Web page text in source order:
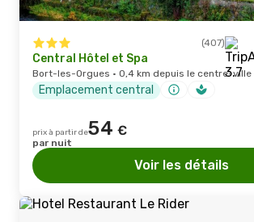
(407)
Central Hôtel et Spa
Bort-les-Orgues · 0,4 km depuis le centre-ville
Emplacement central
prix à partir de54 €
par nuit
Voir les détails